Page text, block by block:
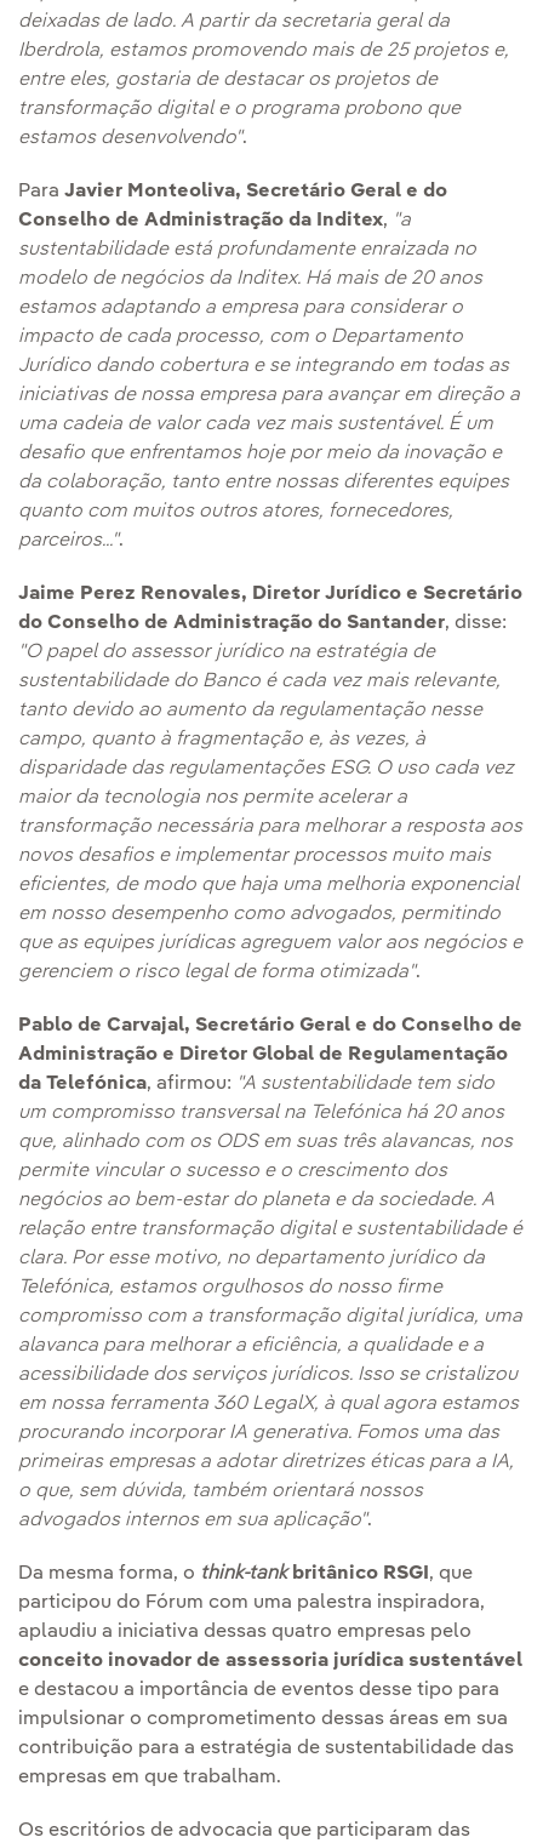
deixadas de lado. A partir da secretaria geral da
Iberdrola, estamos promovendo mais de 25 projetos e,
entre eles, gostaria de destacar os projetos de
transformação digital e o programa probono que
estamos desenvolvendo".
Para Javier Monteoliva, Secretário Geral e do
Conselho de Administração da Inditex, "a
sustentabilidade está profundamente enraizada no
modelo de negócios da Inditex. Há mais de 20 anos
estamos adaptando a empresa para considerar o
impacto de cada processo, com o Departamento
Jurídico dando cobertura e se integrando em todas as
iniciativas de nossa empresa para avançar em direção a
uma cadeia de valor cada vez mais sustentável. É um
desafio que enfrentamos hoje por meio da inovação e
da colaboração, tanto entre nossas diferentes equipes
quanto com muitos outros atores, fornecedores,
parceiros...".
Jaime Perez Renovales, Diretor Jurídico e Secretário
do Conselho de Administração do Santander, disse:
"O papel do assessor jurídico na estratégia de
sustentabilidade do Banco é cada vez mais relevante,
tanto devido ao aumento da regulamentação nesse
campo, quanto à fragmentação e, às vezes, à
disparidade das regulamentações ESG. O uso cada vez
maior da tecnologia nos permite acelerar a
transformação necessária para melhorar a resposta aos
novos desafios e implementar processos muito mais
eficientes, de modo que haja uma melhoria exponencial
em nosso desempenho como advogados, permitindo
que as equipes jurídicas agreguem valor aos negócios e
gerenciem o risco legal de forma otimizada".
Pablo de Carvajal, Secretário Geral e do Conselho de
Administração e Diretor Global de Regulamentação
da Telefónica, afirmou: "A sustentabilidade tem sido
um compromisso transversal na Telefónica há 20 anos
que, alinhado com os ODS em suas três alavancas, nos
permite vincular o sucesso e o crescimento dos
negócios ao bem-estar do planeta e da sociedade. A
relação entre transformação digital e sustentabilidade é
clara. Por esse motivo, no departamento jurídico da
Telefónica, estamos orgulhosos do nosso firme
compromisso com a transformação digital jurídica, uma
alavanca para melhorar a eficiência, a qualidade e a
acessibilidade dos serviços jurídicos. Isso se cristalizou
em nossa ferramenta 360 LegalX, à qual agora estamos
procurando incorporar IA generativa. Fomos uma das
primeiras empresas a adotar diretrizes éticas para a IA,
o que, sem dúvida, também orientará nossos
advogados internos em sua aplicação".
Da mesma forma, o think-tankbritânico RSGI , que
participou do Fórum com uma palestra inspiradora,
aplaudiu a iniciativa dessas quatro empresas pelo
conceito inovador de assessoria jurídica sustentável
e destacou a importância de eventos desse tipo para
impulsionar o comprometimento dessas áreas em sua
contribuição para a estratégia de sustentabilidade das
empresas em que trabalham.
Os escritórios de advocacia que participaram das